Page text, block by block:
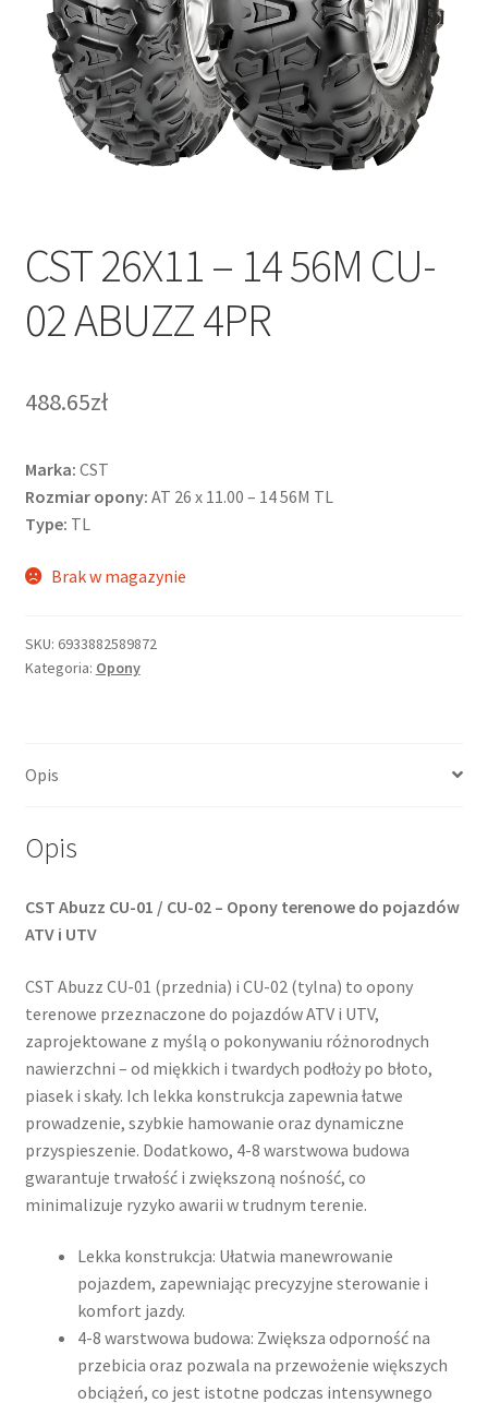
CST 26X11 – 14 56M CU-
02 ABUZZ 4PR
488.65zł
Marka: CST
Rozmiar opony: AT 26 x 11.00 – 14 56M TL
Type: TL
Brak w magazynie
SKU: 6933882589872
Kategoria: Opony
Opis
Opis
CST Abuzz CU-01 / CU-02 – Opony terenowe do pojazdów
ATV i UTV
CST Abuzz CU-01 (przednia) i CU-02 (tylna) to opony
terenowe przeznaczone do pojazdów ATV i UTV,
zaprojektowane z myślą o pokonywaniu różnorodnych
nawierzchni – od miękkich i twardych podłoży po błoto,
piasek i skały. Ich lekka konstrukcja zapewnia łatwe
prowadzenie, szybkie hamowanie oraz dynamiczne
przyspieszenie. Dodatkowo, 4-8 warstwowa budowa
gwarantuje trwałość i zwiększoną nośność, co
minimalizuje ryzyko awarii w trudnym terenie.
Lekka konstrukcja: Ułatwia manewrowanie
pojazdem, zapewniając precyzyjne sterowanie i
komfort jazdy.
4-8 warstwowa budowa: Zwiększa odporność na
przebicia oraz pozwala na przewożenie większych
obciążeń, co jest istotne podczas intensywnego